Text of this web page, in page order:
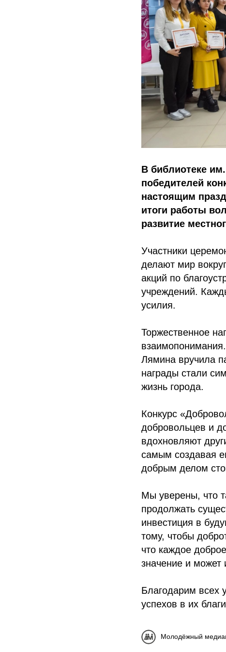
В библиотеке
победителей
настоящим
итоги работы
развитие
Участники
делают мир
акций по
учреждений.
усилия.
Торжественное
Лямина вручила
награды стали
жизнь города.
Конкурс
добровольцев и
вдохновляют
самым создавая
добрым делом
Мы уверены, что
продолжать
инвестиция в
тому, чтобы
что каждое
значение и может
Благодарим всех
успехов в их
Молодёжный